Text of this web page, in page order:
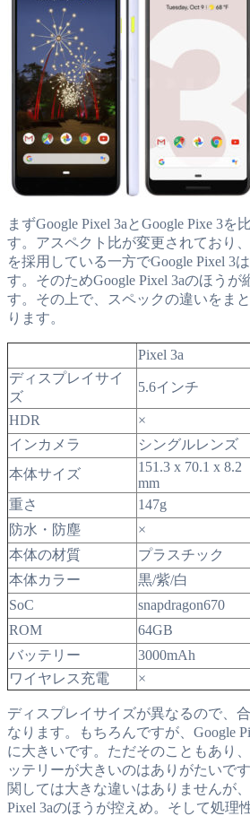
まずGoogle Pixel 3aとGoogle Pixe 3を
す。アスペクト比が変更されており、
を採用している一方でGoogle Pixel 3
す。そのためGoogle Pixel 3aのほうが
す。その上で、スペックの違いをま
ります。
Pixel 3a
ディスプレイサイ
ズ
5.6インチ
HDR ×
インカメラ
シングルレンズ
本体サイズ
151.3 x 70.1 x 8.2
mm
重さ
147g
防水・防塵
×
本体の材質
プラスチック
本体カラー
黒/紫/白
SoC
snapdragon670
ROM
64GB
バッテリー
3000mAh
ワイヤレス充電
×
ディスプレイサイズが異なるので、
なります。もちろんですが、Google
に大きいです。ただそのこともあり
ッテリーが大きいのはありがたいで
関しては大きな違いはありませんが
Pixel 3aのほうが控えめ。そして処理